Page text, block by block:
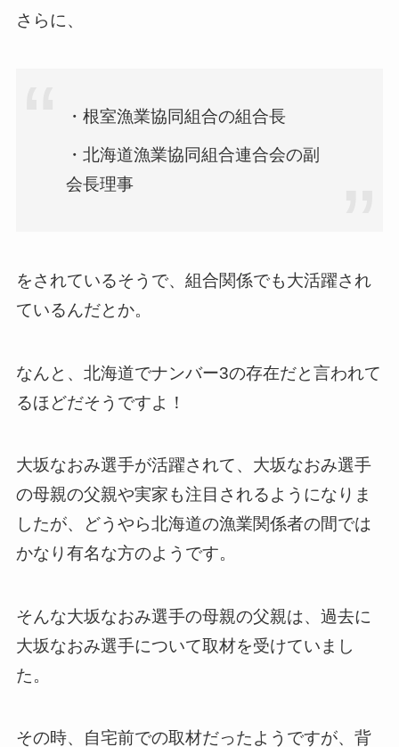
さらに、
・根室漁業協同組合の組合長
・北海道漁業協同組合連合会の副
会長理事
をされているそうで、組合関係でも大活躍され
ているんだとか。
なんと、北海道でナンバー3の存在だと言われて
るほどだそうですよ！
大坂なおみ選手が活躍されて、大坂なおみ選手
の母親の父親や実家も注目されるようになりま
したが、どうやら北海道の漁業関係者の間では
かなり有名な方のようです。
そんな大坂なおみ選手の母親の父親は、過去に
大坂なおみ選手について取材を受けていまし
た。
その時、自宅前での取材だったようですが、背